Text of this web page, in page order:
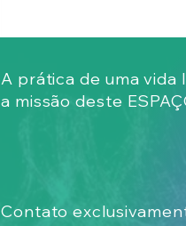
O Patinho Feio: da
Comentários
A prática de uma vida
a missão deste
Contato